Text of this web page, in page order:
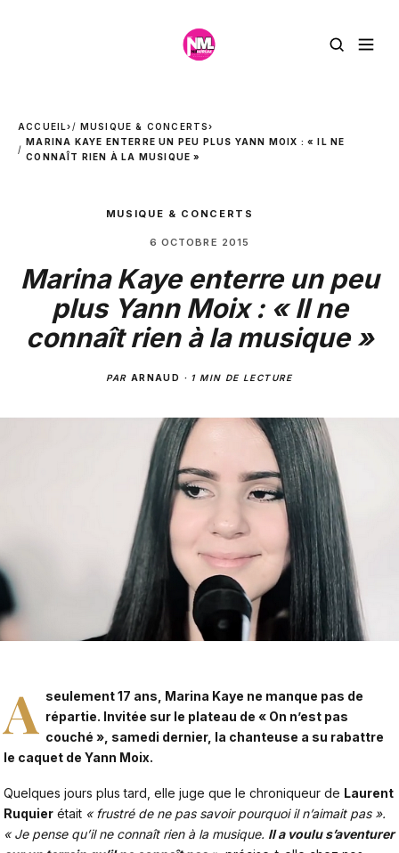
ACCUEIL› MUSIQUE & CONCERTS›
MARINA KAYE ENTERRE UN PEU PLUS YANN MOIX : « IL NE
CONNAÎT RIEN À LA MUSIQUE »
MUSIQUE & CONCERTS
6 OCTOBRE 2015
Marina Kaye enterre un peu
plus Yann Moix : « Il ne
connaît rien à la musique »
PAR ARNAUD · 1 MIN DE LECTURE
A seulement 17 ans, Marina Kaye ne manque pas de
répartie. Invitée sur le plateau de « On n’est pas
couché », samedi dernier, la chanteuse a su rabattre
le caquet de Yann Moix.
Quelques jours plus tard, elle juge que le chroniqueur de Laurent
Ruquier était « frustré de ne pas savoir pourquoi il n’aimait pas ».
« Je pense qu’il ne connaît rien à la musique. Il a voulu s’aventurer